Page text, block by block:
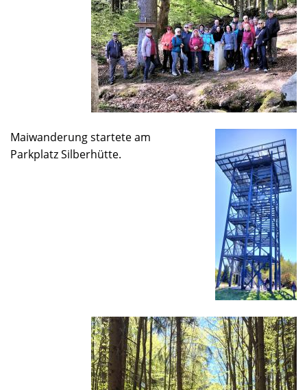
Maiwanderung startete am
Parkplatz Silberhütte.